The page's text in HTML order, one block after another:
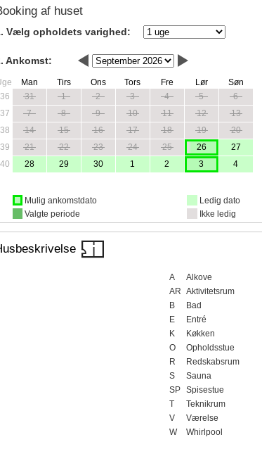
af huset
Vælg opholdets varighed:
Ankomst:
Man Tirs Ons Tors Fre Lør
Søn
36
31 1 2 3 4 5
6
37
7 8 9 10 11 12
13
38
14 15 16 17 18 19
20
39
21 22 23 24 25 26
27
40
28 29 30 1 2 3 4
Mulig ankomstdato
Valgte periode
Ledig dato
Ikke ledig
A
Alkove
AR Aktivitetsrum
B
Bad
E
Entré
K
Køkken
O
Opholdsstue
R
Redskabsrum
S
Sauna
SP
Spisestue
T
Teknikrum
V
Værelse
W
Whirlpool